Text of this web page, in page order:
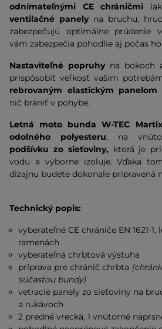
odnímateľnými CE chráničmi
ventilačné panely na bruchu,
zabezpečujú optimálne prúdenie
vám zabezpečia pohodlie aj počas
Nastaviteľné popruhyna bokoch
prispôsobiť veľkosť vašim
rebrovaným elastickým panelom
nič brániť v pohybe.
Letná moto bunda W-TEC
odolného polyesteru, na
podšívku zo sieťoviny, ktorá je
vodu a výborne izoluje. Vďaka
dizajnu budete dokonale pripravená
Technický popis:
vyberateľné CE chrániče EN 1621-1,
ramenách
vyberateľná chrbtová výstuha
príprava pre chránič chrbta
súčasťou bundy)
vetracie panely zo sieťoviny na
a rukávoch
2 predné vrecká, 1 vnútorné